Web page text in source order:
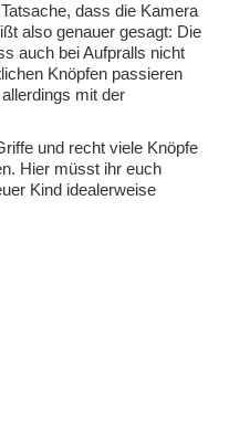
dass die Kamera
also genauer gesagt: Die
auch bei Aufpralls nicht
Knöpfen passieren
mit der
und recht viele Knöpfe
Hier müsst ihr euch
Kind idealerweise